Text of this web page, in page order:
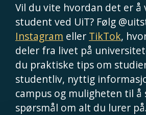
Vil du vite hvordan det er å
student ved UiT? Følg
Instagram eller TikTok,
deler fra livet på
du praktiske tips om
studentliv, nyttig
campus og muligheten til å
spørsmål om alt du lurer